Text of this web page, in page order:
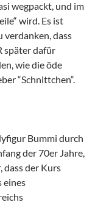
wegpackt, und im
wird. Es ist
verdanken, dass
später dafür
wie die öde
“Schnittchen“.
Bummi durch
der 70er Jahre,
dass der Kurs
eines